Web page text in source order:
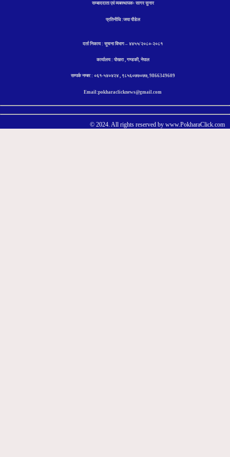
सम्बाददाता एवं व्यबस्थापकः सागर सुनार
प्रतिनीधि :जया पौडेल
दर्ता निकाय : सूचना विभाग – ४४५५/२०८०-२०८१
कार्यालय : पोखरा , गण्डकी, नेपाल
सम्पर्क नम्बर : ०६१-५४०४२४ , ९८५६०७७०७७, 9866349609
Email:pokharaclicknews@gmail.com
© 2024. All rights reserved by www.PokharaClick.com